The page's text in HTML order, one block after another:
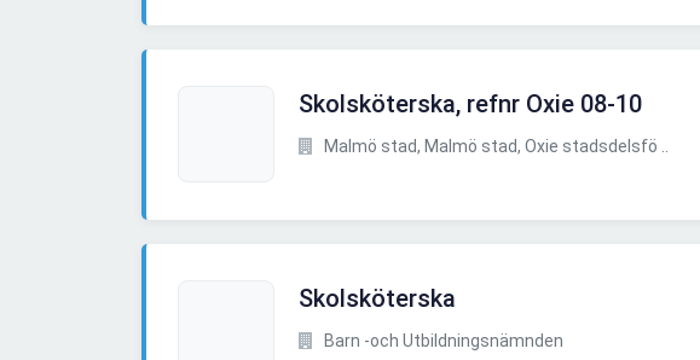
Skolsköterska, refnr Oxie 08-10
Malmö stad, Malmö stad, Oxie stadsdelsfö ..
Skolsköterska
Barn -och Utbildningsnämnden